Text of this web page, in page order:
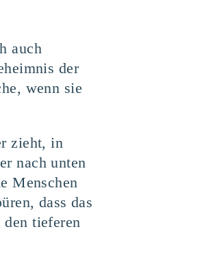
auch
der
wenn sie
zieht, in
nach unten
Menschen
dass das
tieferen